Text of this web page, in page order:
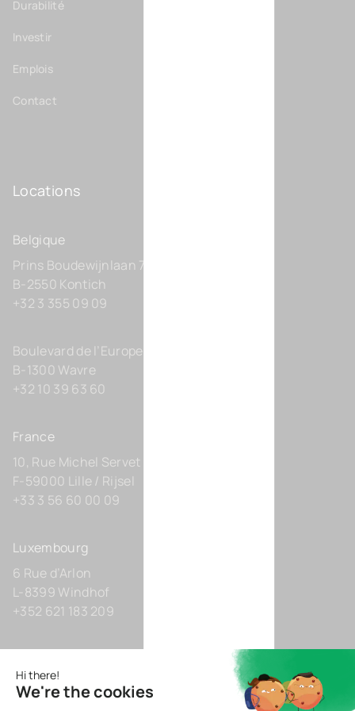
Durabilité
Investir
Emplois
Contact
Locations
Belgique
Prins Boudewijnlaan 7 C0201
B-2550 Kontich
+32 3 355 09 09
Boulevard de l’Europe 131-D21
B-1300 Wavre
+32 10 39 63 60
France
10, Rue Michel Servet
F-59000 Lille / Rijsel
+33 3 56 60 00 09
Luxembourg
6 Rue d’Arlon
L-8399 Windhof
+352 621 183 209
Zollhof 8
D-40221 Düsseldorf